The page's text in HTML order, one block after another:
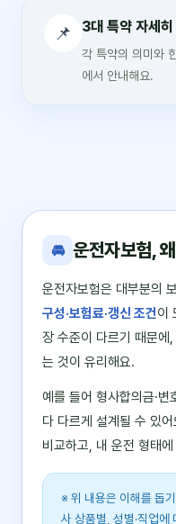
📌 3대 특약 자세히
각 특약의 의미와
에서 안내해요.
🚘 운전자보험,
운전자보험은 대부분의
구성·보험료·갱신 조건이
장 수준이 다르기 때문에
는 것이 유리해요.
예를 들어 형사합의금·
다 다르게 설계될 수 있
비교하고, 내 운전 형태
※ 위 내용은 이해를 돕
사 상품별, 성별·직업에